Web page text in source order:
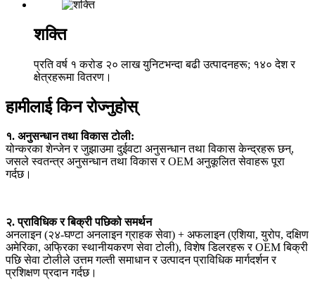
शक्ति
प्रति वर्ष १ करोड २० लाख युनिटभन्दा बढी उत्पादनहरू; १४० देश र
क्षेत्रहरूमा वितरण।
हामीलाई किन रोज्नुहोस्
१. अनुसन्धान तथा विकास टोली:
योन्करका शेन्जेन र जुझाउमा दुईवटा अनुसन्धान तथा विकास केन्द्रहरू छन्,
जसले स्वतन्त्र अनुसन्धान तथा विकास र OEM अनुकूलित सेवाहरू पूरा
गर्दछ।
२. प्राविधिक र बिक्री पछिको समर्थन
अनलाइन (२४-घण्टा अनलाइन ग्राहक सेवा) + अफलाइन (एशिया, युरोप, दक्षिण
अमेरिका, अफ्रिका स्थानीयकरण सेवा टोली), विशेष डिलरहरू र OEM बिक्री
पछि सेवा टोलीले उत्तम गल्ती समाधान र उत्पादन प्राविधिक मार्गदर्शन र
प्रशिक्षण प्रदान गर्दछ।